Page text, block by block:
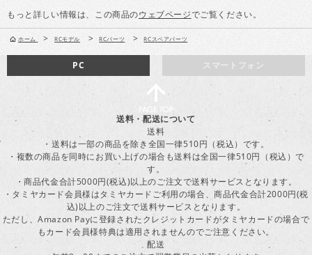
もっと詳しい情報は、この商品のウェブページでご覧ください。
ホーム > RCモデル > RCパーツ > RCスペアパーツ
スマートフォン
PC
送料・配送について
送料
・送料は一部の商品を除き全国一律510円（税込）です。
・複数の商品を同時にお買い上げの場合も送料は全国一律510円（税込）で
す。
・商品代金合計5000円(税込)以上のご注文で送料サービスとなります。
・タミヤカード会員様はタミヤカードご利用の場合、商品代金合計2000円(税
込)以上のご注文で送料サービスとなります。
ただし、Amazon Payに登録されたクレジットカードがタミヤカードの場合で
もカード会員様特典は適用されませんのでご注意ください。
配送